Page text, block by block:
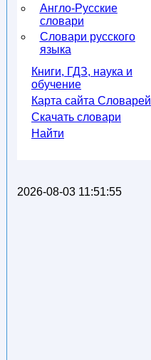
Англо-Русские
словари
Словари русского
языка
Книги, ГДЗ, наука и
обучение
Карта сайта Словарей
Скачать словари
Найти
2026-08-03 11:51:55